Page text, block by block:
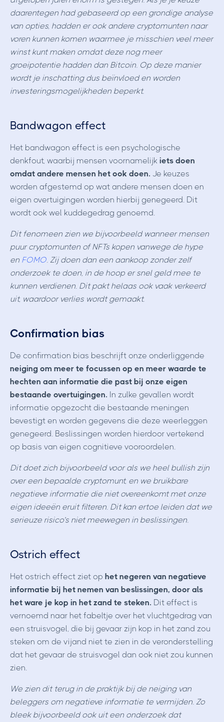
daarentegen had gebaseerd op een grondige analyse
van opties, hadden er ook andere cryptomunten naar
voren kunnen komen waarmee je misschien veel meer
winst kunt maken omdat deze nog meer
groeipotentie hadden dan Bitcoin. Op deze manier
wordt je inschatting dus beïnvloed en worden
investeringsmogelijkheden beperkt.
Bandwagon effect
Het bandwagon effect is een psychologische
denkfout, waarbij mensen voornamelijk iets doen
omdat andere mensen het ook doen. Je keuzes
worden afgestemd op wat andere mensen doen en
eigen overtuigingen worden hierbij genegeerd. Dit
wordt ook wel kuddegedrag genoemd.
Dit fenomeen zien we bijvoorbeeld wanneer mensen
puur cryptomunten of NFTs kopen vanwege de hype
en FOMO . Zij doen dan een aankoop zonder zelf
onderzoek te doen, in de hoop er snel geld mee te
kunnen verdienen. Dit pakt helaas ook vaak verkeerd
uit, waardoor verlies wordt gemaakt.
Confirmation bias
De confirmation bias beschrijft onze onderliggende
neiging om meer te focussen op en meer waarde te
hechten aan informatie die past bij onze eigen
bestaande overtuigingen. In zulke gevallen wordt
informatie opgezocht die bestaande meningen
bevestigt en worden gegevens die deze weerleggen
genegeerd. Beslissingen worden hierdoor vertekend
op basis van eigen cognitieve vooroordelen.
Dit doet zich bijvoorbeeld voor als we heel bullish zijn
over een bepaalde cryptomunt, en we bruikbare
negatieve informatie die niet overeenkomt met onze
eigen ideeën eruit filteren. Dit kan ertoe leiden dat we
serieuze risico’s niet meewegen in beslissingen.
Ostrich effect
Het ostrich effect ziet op het negeren van negatieve
informatie bij het nemen van beslissingen, door als
het ware je kop in het zand te steken. Dit effect is
vernoemd naar het fabeltje over het vluchtgedrag van
een struisvogel, die bij gevaar zijn kop in het zand zou
steken om de vijand niet te zien in de veronderstelling
dat het gevaar de struisvogel dan ook niet zou kunnen
zien.
We zien dit terug in de praktijk bij de neiging van
beleggers om negatieve informatie te vermijden. Zo
bleek bijvoorbeeld ook uit een onderzoek dat